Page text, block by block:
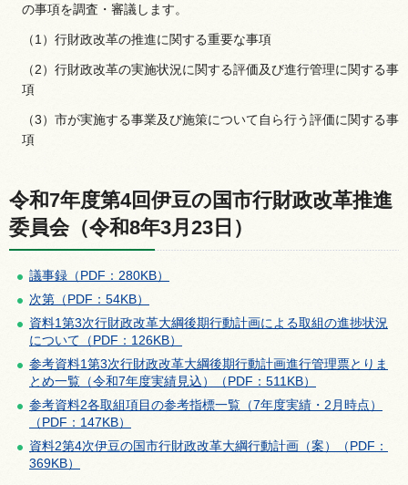
の事項を調査・審議します。
（1）行財政改革の推進に関する重要な事項
（2）行財政改革の実施状況に関する評価及び進行管理に関する事
項
（3）市が実施する事業及び施策について自ら行う評価に関する事
項
令和7年度第4回伊豆の国市行財政改革推進
委員会（令和8年3月23日）
議事録（PDF：280KB）
次第（PDF：54KB）
資料1第3次行財政改革大綱後期行動計画による取組の進捗状況
について（PDF：126KB）
参考資料1第3次行財政改革大綱後期行動計画進行管理票とりま
とめ一覧（令和7年度実績見込）（PDF：511KB）
参考資料2各取組項目の参考指標一覧（7年度実績・2月時点）
（PDF：147KB）
資料2第4次伊豆の国市行財政改革大綱行動計画（案）（PDF：
369KB）